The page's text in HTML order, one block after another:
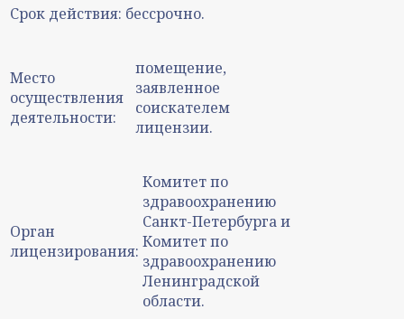
Срок действия: бессрочно.
Место
осуществления
деятельности:
помещение,
заявленное
соискателем
лицензии.
Орган
лицензирования:
Комитет по
здравоохранению
Санкт-Петербурга и
Комитет по
здравоохранению
Ленинградской
области.